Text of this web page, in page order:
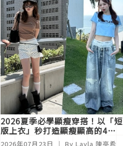
2026夏季必學顯瘦穿搭！以「短
版上衣」秒打造顯瘦顯高的4種
風格
2026年07月23日 ｜ By Layla 陳亭希